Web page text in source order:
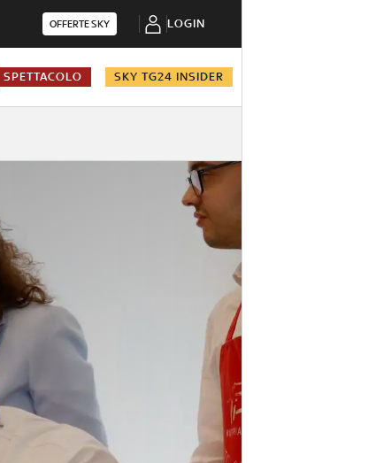
OFFERTE SKY LOGIN
SPETTACOLO SKY TG24 INSIDER